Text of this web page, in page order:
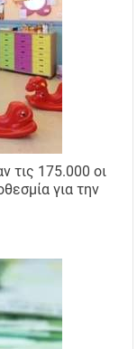
τις 175.000 οι
για την